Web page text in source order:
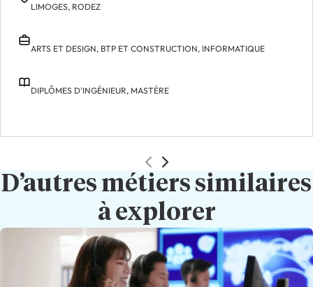
LIMOGES, RODEZ
ARTS ET DESIGN, BTP ET CONSTRUCTION, INFORMATIQUE
DIPLÔMES D'INGÉNIEUR, MASTÈRE
D’autres métiers similaires
à explorer